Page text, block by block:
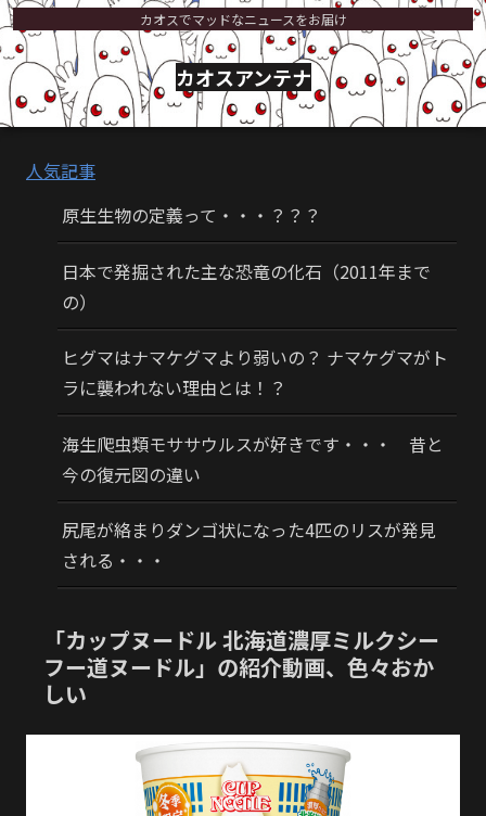
カオスでマッドなニュースをお届け
カオスアンテナ
人気記事
原生生物の定義って・・・？？？
日本で発掘された主な恐竜の化石（2011年まで
の）
ヒグマはナマケグマより弱いの？ ナマケグマがト
ラに襲われない理由とは！？
海生爬虫類モササウルスが好きです・・・ 昔と
今の復元図の違い
尻尾が絡まりダンゴ状になった4匹のリスが発見
される・・・
「カップヌードル 北海道濃厚ミルクシー
フー道ヌードル」の紹介動画、色々おか
しい